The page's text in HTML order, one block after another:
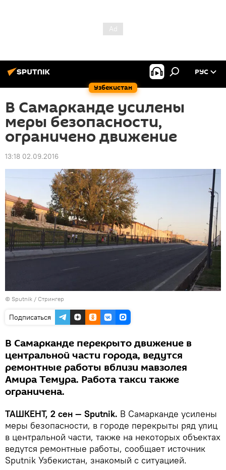
Узбекистан
РУС
В Самарканде усилены
меры безопасности,
ограничено движение
13:18 02.09.2016
© Sputnik / Стрингер
Подписаться
В Самарканде перекрыто движение в
центральной части города, ведутся
ремонтные работы вблизи мавзолея
Амира Темура. Работа такси также
ограничена.
ТАШКЕНТ, 2 сен — Sputnik. В Самарканде усилены
меры безопасности, в городе перекрыты ряд улиц
в центральной части, также на некоторых объектах
ведутся ремонтные работы, сообщает источник
Sputnik Узбекистан, знакомый с ситуацией.